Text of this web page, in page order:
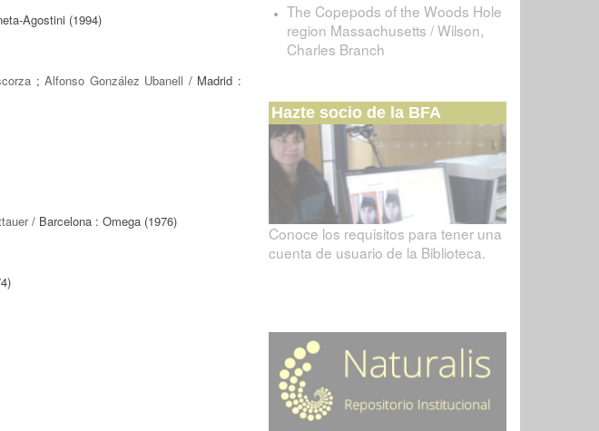
Agostini (1994)
;Alfonso González Ubanell / Madrid :
/ Barcelona : Omega (1976)
The Copepods of the Woods Hole
region Massachusetts / Wilson,
Charles Branch
Hazte socio de la BFA
Conoce los requisitos para tener una
cuenta de usuario de la Biblioteca.